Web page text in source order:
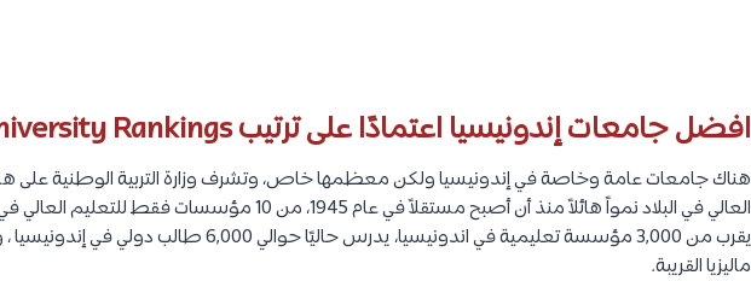
افضل جامعات إندونيسيا اعتمادًا على ترتيب QS World University Rankings :
هناك جامعات عامة وخاصة في إندونيسيا ولكن معظمها خاص، وتشرف وزارة التربية الوطنية على
يقرب من 3,000 مؤسسة تعليمية في اندونيسيا، يدرس حاليًا
ماليزيا القريبة.